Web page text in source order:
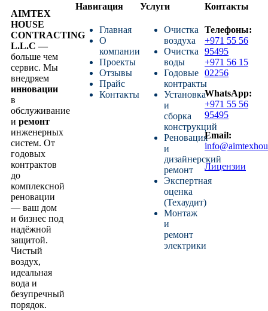
AIMTEX
HOUSE
CONTRACTING
L.L.C —
больше чем
сервис. Мы
внедряем
инновации
в
обслуживание
и ремонт
инженерных
систем. От
годовых
контрактов
до
комплексной
реновации
— ваш дом
и бизнес под
надёжной
защитой.
Чистый
воздух,
идеальная
вода и
безупречный
порядок.
Навигация
Главная
О
компании
Проекты
Отзывы
Прайс
Контакты
Услуги
Очистка
воздуха
Очистка
воды
Годовые
контракты
Установка
и
сборка
конструкций
Реновация
и
дизайнерский
ремонт
Экспертная
оценка
(Техаудит)
Монтаж
и
ремонт
электрики
Контакты
Телефоны:
+971 55 56
95495
+971 56 15
02256
WhatsApp:
+971 55 56
95495
Email:
Лицензии